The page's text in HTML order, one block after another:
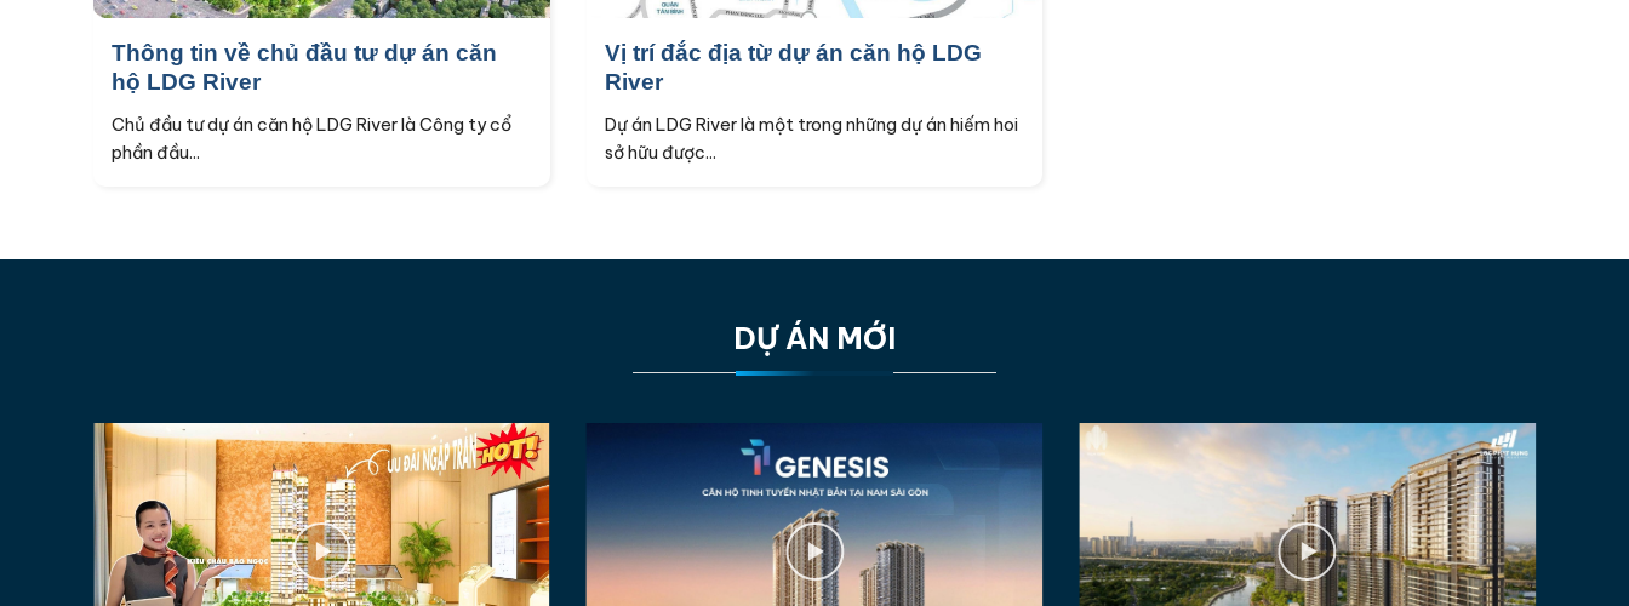
Thông tin về chủ đầu tư dự án căn
hộ LDG River
Chủ đầu tư dự án căn hộ LDG River là Công ty cổ
phần đầu...
Vị trí đắc địa từ dự án căn hộ LDG
River
Dự án LDG River là một trong những dự án hiếm hoi
sở hữu được...
DỰ ÁN MỚI